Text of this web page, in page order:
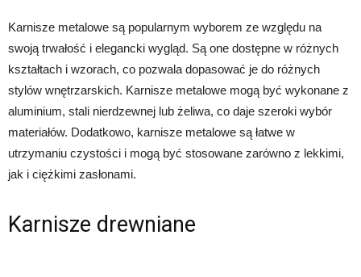
Karnisze metalowe są popularnym wyborem ze względu na
swoją trwałość i elegancki wygląd. Są one dostępne w różnych
kształtach i wzorach, co pozwala dopasować je do różnych
stylów wnętrzarskich. Karnisze metalowe mogą być wykonane z
aluminium, stali nierdzewnej lub żeliwa, co daje szeroki wybór
materiałów. Dodatkowo, karnisze metalowe są łatwe w
utrzymaniu czystości i mogą być stosowane zarówno z lekkimi,
jak i ciężkimi zasłonami.
Karnisze drewniane